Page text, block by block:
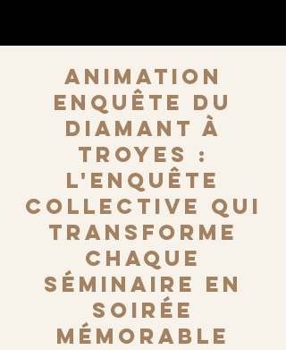
Animation
Enquête du
Diamant à
Troyes :
l'enquête
collective qui
transforme
chaque
séminaire en
soirée
mémorable